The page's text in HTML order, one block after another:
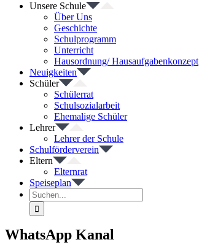
Unsere Schule
Über Uns
Geschichte
Schulprogramm
Unterricht
Hausordnung/ Hausaufgabenkonzept
Neuigkeiten
Schüler
Schülerrat
Schulsozialarbeit
Ehemalige Schüler
Lehrer
Lehrer der Schule
Schulförderverein
Eltern
Elternrat
Speiseplan
Suche
nach:
WhatsApp Kanal